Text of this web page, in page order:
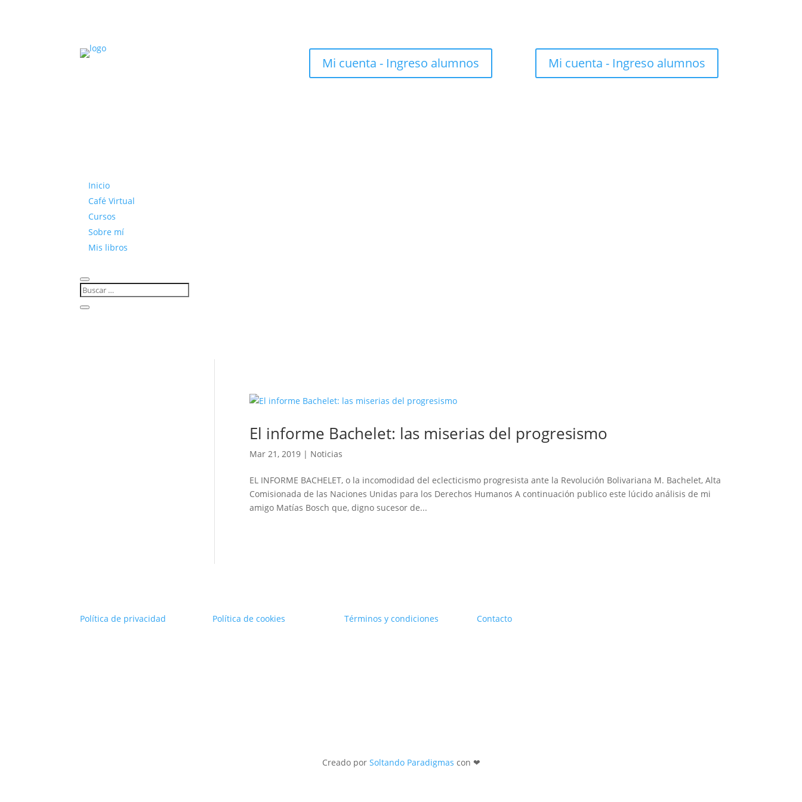
Mi cuenta - Ingreso alumnos Mi cuenta - Ingreso alumnos
Inicio
Café Virtual
Cursos
Sobre mí
Mis libros
El informe Bachelet: las miserias del progresismo
Mar 21, 2019| Noticias
EL INFORME BACHELET, o la incomodidad del eclecticismo progresista ante la Revolución Bolivariana M. Bachelet, Alta
Comisionada de las Naciones Unidas para los Derechos Humanos A continuación publico este lúcido análisis de mi
amigo Matías Bosch que, digno sucesor de...
Política de privacidad Política de cookies Términos y condiciones Contacto
Creado por Soltando Paradigmas con ❤︎